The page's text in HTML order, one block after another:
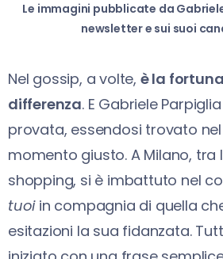
Le immagini pubblicate da
newsletter e sui suoi
Nel gossip, a volte, è la
differenza. E Gabriele
provata, essendosi trovato
momento giusto. A Milano, tra
shopping, si è imbattuto nel
tuoiin compagnia di quella
esitazioni la sua fidanzata.